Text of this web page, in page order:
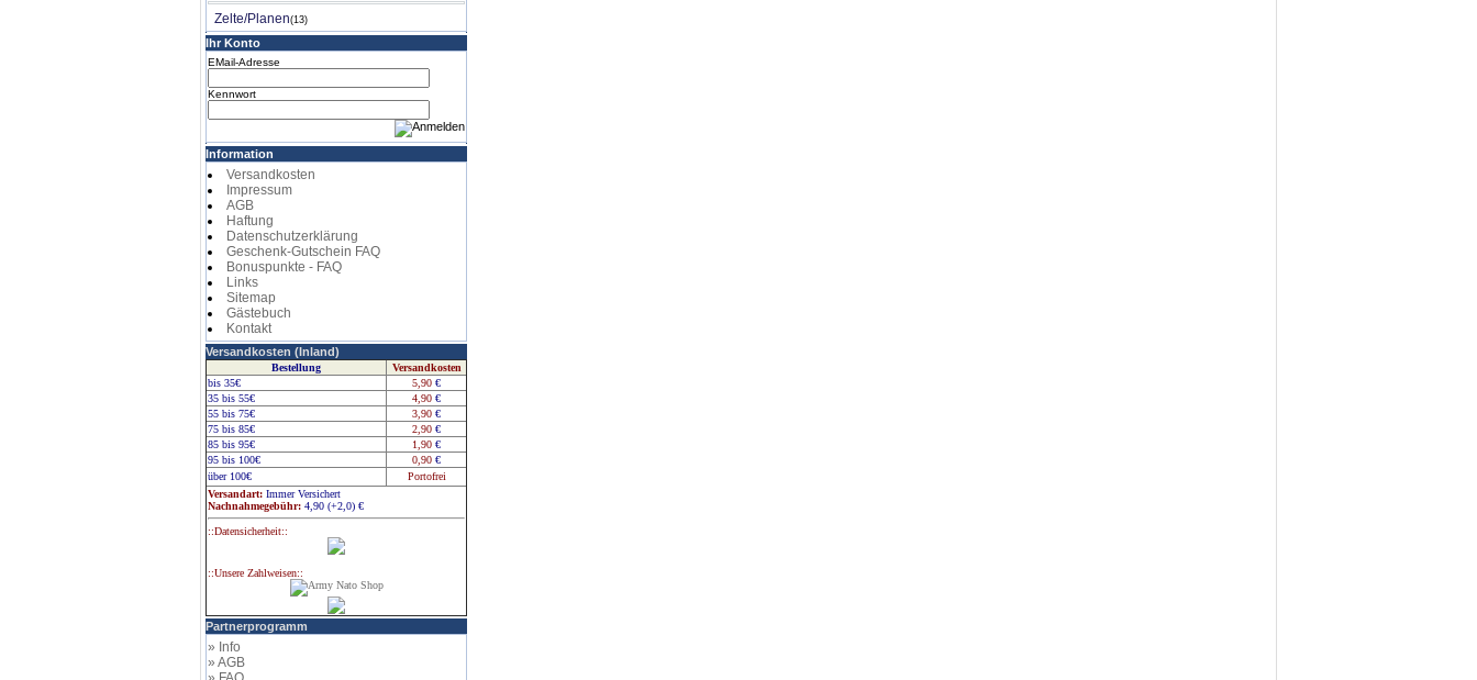
Zelte/Planen(13)
Ihr Konto
EMail-Adresse
Kennwort
Information
Versandkosten
Impressum
AGB
Haftung
Datenschutzerklärung
Geschenk-Gutschein FAQ
Bonuspunkte - FAQ
Links
Sitemap
Gästebuch
Kontakt
Versandkosten (Inland)
Bestellung
Versandkosten
bis 35€
5,90 €
35 bis 55€
4,90 €
55 bis 75€
3,90 €
75 bis 85€
2,90 €
85 bis 95€
1,90 €
95 bis 100€
0,90 €
über 100€
Portofrei
Versandart: Immer Versichert
Nachnahmegebühr: 4,90 (+2,0) €
::Datensicherheit::
::Unsere Zahlweisen::
Partnerprogramm
» Info
» AGB